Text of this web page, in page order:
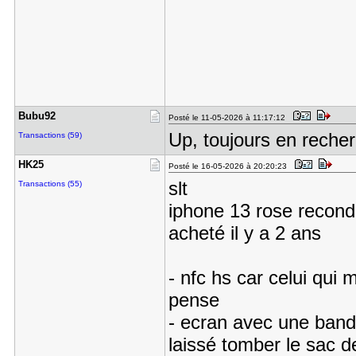
Bubu92
Transactions (59)
Posté le 11-05-2026 à 11:17:12
Up, toujours en
HK25
Transactions (55)
Posté le 16-05-2026 à 20:20:23
slt
iphone 13 rose
acheté il y a 2 ans
- nfc hs car celui qui
pense
- ecran avec une
laissé tomber le sac